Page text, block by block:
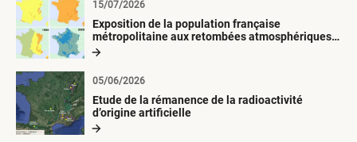
Exposition de la population française
métropolitaine aux retombées atmosphériques
radioactives depuis 1945
15/07/2026
Etude de la rémanence de la radioactivité
d’origine artificielle
05/06/2026